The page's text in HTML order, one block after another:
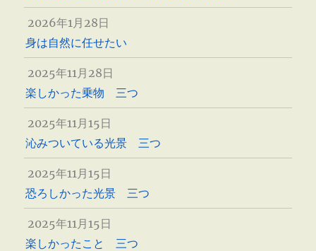
2026年1月28日
身は自然に任せたい
2025年11月28日
楽しかった乗物 三つ
2025年11月15日
沁みついている光景 三つ
2025年11月15日
恐ろしかった光景 三つ
2025年11月15日
楽しかったこと 三つ